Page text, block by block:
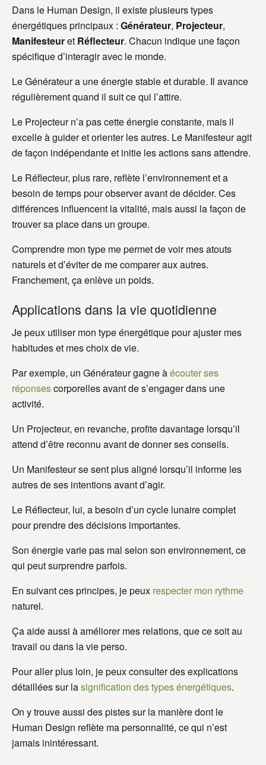
Dans le Human Design, il existe plusieurs types
énergétiques principaux : Générateur, Projecteur,
Manifesteuret Réflecteur. Chacun indique une façon
spécifique d’interagir avec le monde.
Le Générateur a une énergie stable et durable. Il avance
régulièrement quand il suit ce qui l’attire.
Le Projecteur n’a pas cette énergie constante, mais il
excelle à guider et orienter les autres. Le Manifesteur agit
de façon indépendante et initie les actions sans attendre.
Le Réflecteur, plus rare, reflète l’environnement et a
besoin de temps pour observer avant de décider. Ces
différences influencent la vitalité, mais aussi la façon de
trouver sa place dans un groupe.
Comprendre mon type me permet de voir mes atouts
naturels et d’éviter de me comparer aux autres.
Franchement, ça enlève un poids.
Applications dans la vie quotidienne
Je peux utiliser mon type énergétique pour ajuster mes
habitudes et mes choix de vie.
Par exemple, un Générateur gagne àécouter ses
réponsescorporelles avant de s’engager dans une
activité.
Un Projecteur, en revanche, profite davantage lorsqu’il
attend d’être reconnu avant de donner ses conseils.
Un Manifesteur se sent plus aligné lorsqu’il informe les
autres de ses intentions avant d’agir.
Le Réflecteur, lui, a besoin d’un cycle lunaire complet
pour prendre des décisions importantes.
Son énergie varie pas mal selon son environnement, ce
qui peut surprendre parfois.
En suivant ces principes, je peux respecter mon rythme
naturel.
Ça aide aussi à améliorer mes relations, que ce soit au
travail ou dans la vie perso.
Pour aller plus loin, je peux consulter des explications
détaillées sur lasignification des types énergétiques.
On y trouve aussi des pistes sur la manière dont le
Human Design reflète ma personnalité, ce qui n’est
jamais inintéressant.